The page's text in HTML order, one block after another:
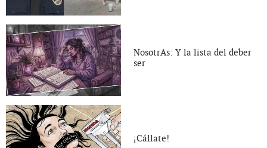
NosotrAs: Y la lista del deber
ser
¡Cállate!